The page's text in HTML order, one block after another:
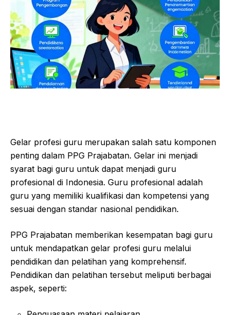
Gelar profesi guru merupakan salah satu komponen
penting dalam PPG Prajabatan. Gelar ini menjadi
syarat bagi guru untuk dapat menjadi guru
profesional di Indonesia. Guru profesional adalah
guru yang memiliki kualifikasi dan kompetensi yang
sesuai dengan standar nasional pendidikan.
PPG Prajabatan memberikan kesempatan bagi guru
untuk mendapatkan gelar profesi guru melalui
pendidikan dan pelatihan yang komprehensif.
Pendidikan dan pelatihan tersebut meliputi berbagai
aspek, seperti: